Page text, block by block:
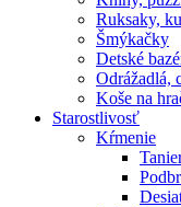
Ruksaky,
Šmýkačky
Detské
Odrážadlá,
Koše na
Starostlivosť
Kŕmenie